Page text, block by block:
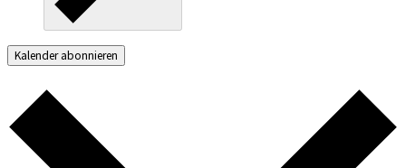
Kalender abonnieren